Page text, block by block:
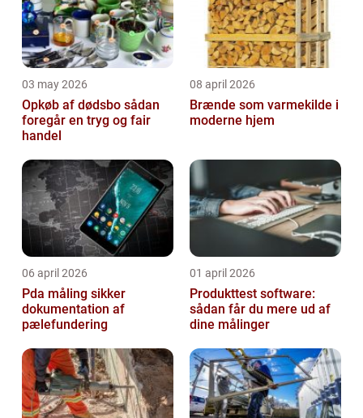
03 may 2026
Opkøb af dødsbo sådan
foregår en tryg og fair
handel
08 april 2026
Brænde som varmekilde i
moderne hjem
06 april 2026
Pda måling sikker
dokumentation af
pælefundering
01 april 2026
Produkttest software:
sådan får du mere ud af
dine målinger